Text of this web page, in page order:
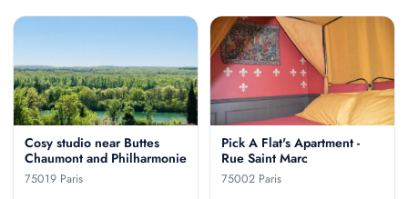
Cosy studio near Buttes
Chaumont and Philharmonie
75019 Paris
Pick A Flat's Apartment -
Rue Saint Marc
75002 Paris